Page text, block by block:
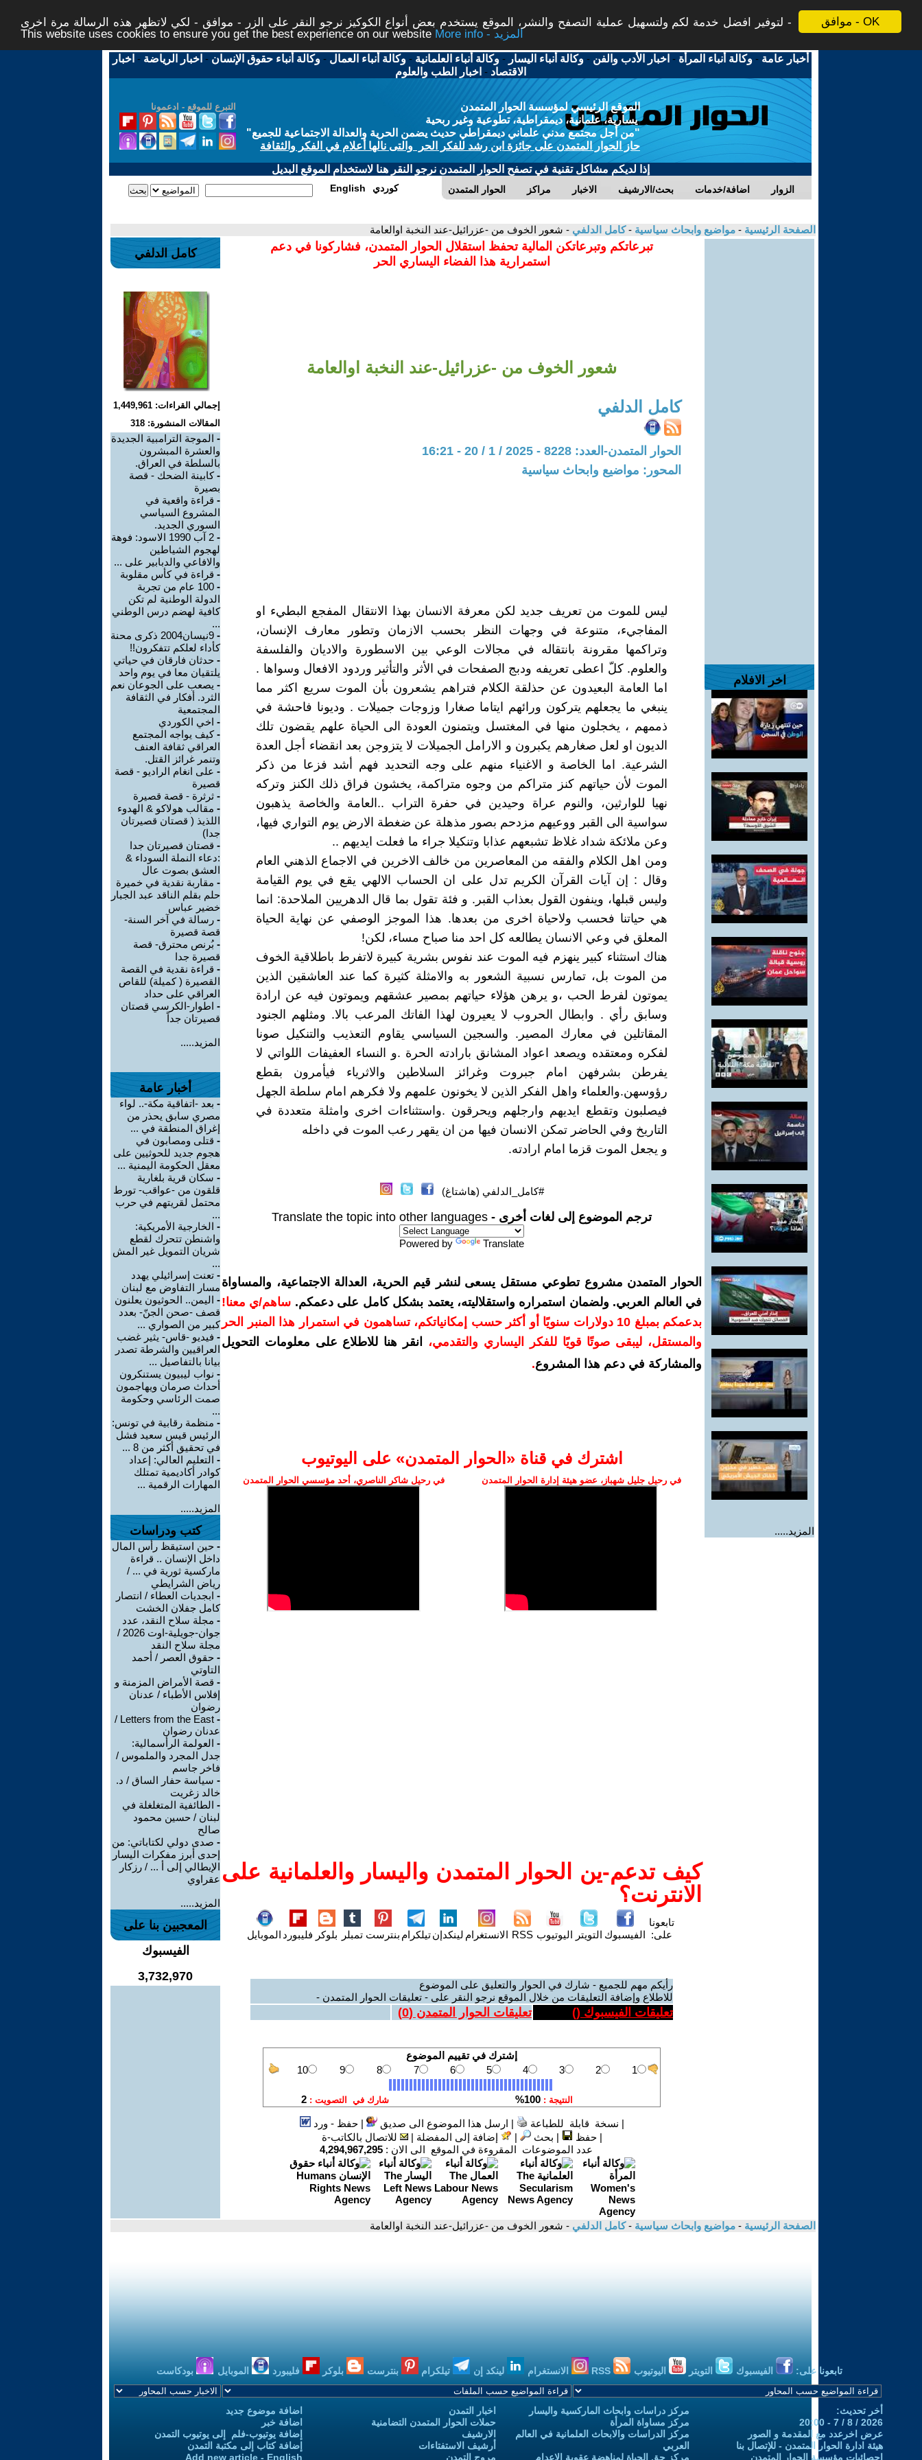
موافق - OK
لتوفير افضل خدمة لكم ولتسهيل عملية التصفح والنشر، الموقع يستخدم بعض أنواع الكوكيز نرجو النقر على الزر - موافق - لكي لاتظهر هذه الرسالة مرة اخرى -
This website uses cookies to ensure you get the best experience on our website
More info - المزيد
أخبار عامة -وكالة أنباء المرأة - اخبار الأدب والفن -وكالة أنباء اليسار -وكالة أنباء العلمانية -وكالة أنباء العمال -وكالة أنباء حقوق الإنسان - اخبار الرياضة - اخبار
الاقتصاد - اخبار الطب والعلوم
التبرع للموقع - ادعمونا
الموقع الرئيسي لمؤسسة الحوار المتمدن
يسارية، علمانية، ديمقراطية، تطوعية وغير ربحية
"من أجل مجتمع مدني علماني ديمقراطي حديث يضمن الحرية والعدالة الاجتماعية للجميع"
حاز الحوار المتمدن على جائزة ابن رشد للفكر الحر والتى نالها أعلام في الفكر والثقافة
إذا لديكم مشاكل تقنية في تصفح الحوار المتمدن نرجو النقر هنا لاستخدام الموقع البديل
الحوار المتمدن مراكز الاخبار بحث/الارشيف اضافة/خدمات الزوار English كوردي
الصفحة الرئيسية - مواضيع وابحاث سياسية -كامل الدلفي - شعور الخوف من -عزرائيل-عند النخبة اوالعامة
اخر الافلام
المزيد.....
تبرعاتكم وتبرعاتكن المالية تحفظ استقلال الحوار المتمدن، فشاركونا في دعم
استمرارية هذا الفضاء اليساري الحر
شعور الخوف من -عزرائيل-عند النخبة اوالعامة
كامل الدلفي
الحوار المتمدن-العدد: 8228 - 2025 / 1 / 20 - 16:21
المحور: مواضيع وابحاث سياسية
ليس للموت من تعريف جديد لكن معرفة الانسان بهذا الانتقال المفجع البطيء او
المفاجيء، متنوعة في وجهات النظر بحسب الازمان وتطور معارف الإنسان،
وتراكمها مقرونة بانتقاله في مجالات الوعي بين الاسطورة والاديان والفلسفة
والعلوم. كلّ اعطى تعريفه ودبج الصفحات في الأثر والتأثير وردود الافعال وسواها .
اما العامة البعيدون عن حذلقة الكلام فتراهم يشعرون بأن الموت سريع اكثر مما
ينبغي ما يجعلهم يتركون ورائهم ايتاما صغارا وزوجات جميلات . وديونا فاحشة في
ذممهم ، يخجلون منها في المغتسل ويتمنون العودة الى الحياة علهم يقضون تلك
الديون او لعل صغارهم يكبرون و الارامل الجميلات لا يتزوجن بعد انقضاء أجل العدة
الشرعية. اما الخاصة و الاغنياء منهم على وجه التحديد فهم أشد فزعا من ذكر
الموت لأن حياتهم كنز متراكم من وجوه متراكمة، يخشون فراق ذلك الكنز وتركه
نهيا للوارثين، والنوم عراة وحيدين في حفرة التراب ..العامة والخاصة يذهبون
سواسية الى القبر ووعيهم مزدحم بصور مذهلة عن ضغطة الارض يوم التواري فيها،
وعن ملائكة شداد غلاظ تشبعهم عذابا وتنكيلا جراء ما فعلت ايديهم ..
ومن اهل الكلام والفقه من المعاصرين من خالف الاخرين في الاجماع الذهني العام
وقال : إن آيات القرآن الكريم تدل على ان الحساب الالهي يقع في يوم القيامة
وليس قبلها، وينفون القول بعذاب القبر. و فئة تقول بما قال الدهريين الملاحدة: انما
هي حياتنا فحسب ولاحياة اخرى من بعدها. هذا الموجز الوصفي عن نهاية الحياة
المعلق في وعي الانسان يطالعه كل احد منا صباح مساء، لكن!
هناك استثناء كبير ينهزم فيه الموت عند نفوس بشرية كبيرة لاتفرط باطلاقية الخوف
من الموت بل، تمارس نسبية الشعور به والامثلة كثيرة كما عند العاشقين الذين
يموتون لفرط الحب ،و يرهن هؤلاء حياتهم بمصير عشقهم ويموتون فيه عن ارادة
وسابق رأي . وابطال الحروب لا يعيرون لهذا الفاتك المرعب بالا. ومثلهم الجنود
المقاتلين في معارك المصير. والسجين السياسي يقاوم التعذيب والتنكيل صونا
لفكره ومعتقده ويصعد اعواد المشانق بارادته الحرة .و النساء العفيفات اللواتي لا
يفرطن بشرفهن امام جبروت وغرائز السلاطين والاثرياء فيأمرون بقطع
رؤوسهن.والعلماء واهل الفكر الذين لا يخونون علمهم ولا فكرهم امام سلطة الجهل
فيصلبون وتقطع ايديهم وارجلهم ويحرقون .واستثناءات اخرى وامثلة متعددة في
التاريخ وفي الحاضر تمكن الانسان فيها من ان يقهر رعب الموت في داخله
و يجعل الموت قزما امام ارادته.
#كامل_الدلفي (هاشتاغ)
ترجم الموضوع إلى لغات أخرى - Translate the topic into other languages
Powered by Translate
الحوار المتمدن مشروع تطوعي مستقل يسعى لنشر قيم الحرية، العدالة الاجتماعية، والمساواة
في العالم العربي. ولضمان استمراره واستقلاليته، يعتمد بشكل كامل على دعمكم. ساهم/ي معنا!
بدعمكم بمبلغ 10 دولارات سنويًا أو أكثر حسب إمكانياتكم، تساهمون في استمرار هذا المنبر الحر
والمستقل، ليبقى صوتًا قويًا للفكر اليساري والتقدمي،
انقر هنا للاطلاع على معلومات التحويل
والمشاركة في دعم هذا المشروع.
اشترك في قناة ‫«الحوار المتمدن» على اليوتيوب
في رحيل جليل شهباز، عضو هيئة إدارة الحوار المتمدن في رحيل شاكر الناصري، أحد مؤسسي الحوار المتمدن
كيف تدعم-ين الحوار المتمدن واليسار والعلمانية على
الانترنت؟
تابعونا
على: الفيسبوك التويتر اليوتيوب RSS الانستغرام لينكدإنتيلكرام بنترست تمبلر بلوكر فليبورد الموبايل
رأيكم مهم للجميع - شارك في الحوار والتعليق على الموضوع
للاطلاع وإضافة التعليقات من خلال الموقع نرجو النقر على - تعليقات الحوار المتمدن -
تعليقات الفيسبوك () تعليقات الحوار المتمدن (0
)
| نسخة قابلة للطباعة | ارسل هذا الموضوع الى صديق |حفظ - ورد
|حفظ | بحث | إضافة إلى المفضلة |
للاتصال بالكاتب-ة
عدد الموضوعات المقروءة في الموقع الى الان : 4,294,967,295
كامل الدلفي
إجمالي القراءات: 1,449,961
المقالات المنشورة: 318
- الموجة الترامبية الجديدة
والعشرة المبشرون
بالسلطة في العراق.
-كابينة الضحك - قصة
بصيرة
- قراءة واقعية في
المشروع السياسي
السوري الجديد.
-
2 آب 1990 الاسود: فوهة
لهجوم الشياطين
والافاعي والدبابير على ...
- قراءة في كأس مقلوبة
-
100 عام من تجربة
الدولة الوطنية لم تكن
كافية لهضم درس الوطني
...
-
9نيسان2004 ذكرى محنة
كأداء لعلكم تتفكرون!!
- حدثان فارقان في حياتي
يلتقيان معا في يوم واحد
- يصعب على الجوعان نعم
الثرد. أفكار في الثقافة
المجتمعية
- اخي الكوردي
-كيف يواجه المجتمع
العراقي ثقافة العنف
وتنمر غرائز القتل.
- على انغام الراديو - قصة
قصيرة
- ثرثرة - قصة قصيرة
- مقالب هولاكو & الهدوء
اللذيذ ( قصتان قصيرتان
جدا)
- قصتان قصيرتان جدا
:دعاء النملة السوداء &
العشق بصوت عال
- مقاربة نقدية في خميرة
حلم بقلم الناقد عبد الجبار
خضير عباس
- رسالة في آخر السنة-
قصة قصيرة
- بُرنص محترق- قصة
قصيرة جدا
- قراءة نقدية في القصة
القصيرة ( كميلة) للقاص
العراقي على حداد
- اطوار-الكرسي قصتان
قصيرتان جداً
المزيد.....
أخبار عامة
- بعد -اتفاقية مكة-.. لواء
مصري سابق يحذر من
إغراق المنطقة في ...
- قتلى ومصابون في
هجوم جديد للحوثيين على
معقل الحكومة اليمنية ...
- سكان قرية بلغارية
قلقون من -عواقب- تورط
محتمل لقريتهم في حرب
...
- الخارجية الأمريكية:
واشنطن تتحرك لقطع
شريان التمويل غير المش
...
- تعنت إسرائيلي يهدد
مسار التفاوض مع لبنان
- اليمن.. الحوثيون يعلنون
قصف -صحن الجنّ- بعدد
كبير من الصواري ...
- فيديو -قاس- يثير غضب
العراقيين والشرطة تصدر
بيانا بالتفاصيل ...
- نواب ليبيون يستنكرون
أحداث صرمان ويهاجمون
صمت الرئاسي وحكومة
...
- منظمة رقابية في تونس:
الرئيس قيس سعيد فشل
في تحقيق أكثر من 8 ...
- التعليم العالي: إعداد
كوادر أكاديمية تمتلك
المهارات الرقمية ...
المزيد.....
كتب ودراسات
- حين استيقظ رأس المال
داخل الإنسان .. قراءة
ماركسية ثورية في ... /
رياض الشرايطي
- ابجديات العطاء / انتصار
كامل جفلان الخشت
- مجلة سلاح النقد، عدد
جوان-جويلية-اوت 2026 /
مجلة سلاح النقد
- حقوق العصر / أحمد
التاوتي
- قصة الأمراض المزمنة و
إفلاس الأطباء / عدنان
رضوان
-
Letters from the East /
عدنان رضوان
- العولمة الرأسمالية:
جدل المجرد والملموس /
فاخر جاسم
- سياسة حفار الساق / د.
خالد زغريت
- الطائفية المتغلغلة في
لبنان / حسين محمود
صالح
- صدى دولي لكتاباتي: من
إحدى أبرز مفكرات اليسار
الإيطالي إلى أ ... / رزكار
عقراوي
المزيد.....
المعجبين بنا على
الفيسبوك
3,732,970
الصفحة الرئيسية - مواضيع وابحاث سياسية -كامل الدلفي - شعور الخوف من -عزرائيل-عند النخبة اوالعامة
تابعونا على: الفيسبوك التويتر اليوتيوب الانستغرام لينكد إن تيلكرام بنترست بلوكر فليبورد الموبايل بودكاست
أخر تحديث:
2026 / 8 / 7 - 20:00
عرض اخرعدد مع المقدمة و الصور
هيئة ادارة الحوار المتمدن - للإتصال بنا
إحصائيات مؤسسة الحوار المتمدن
مركز دراسات وابحاث الماركسية واليسار
مركز مساواة المرأة
مركز الدراسات والابحاث العلمانية في العالم
العربي
مركز حق الحياة لمناهضة عقوبة الاعدام
اخبار التمدن
حملات الحوار المتمدن التضامنية
الارشيف
أرشيف الاستفتاءات
مروج التمدن
اضافة موضوع جديد
اضافة خبر
إضافة يوتيوب-فلم إلى يوتيوب التمدن
إضافة كتاب إلى مكتبة التمدن
Add new article - English